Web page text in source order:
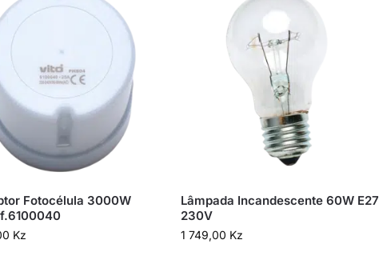
Fotocélula 3000W
Kz
Lâmpada Incandescente 60W E27
230V
1 749,00 Kz